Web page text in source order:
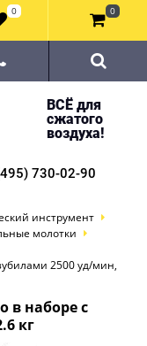
ВСЁ для
сжатого
воздуха!
730-02-90
инструмент
молотки
2500 уд/мин,
в наборе с
кг
0 0